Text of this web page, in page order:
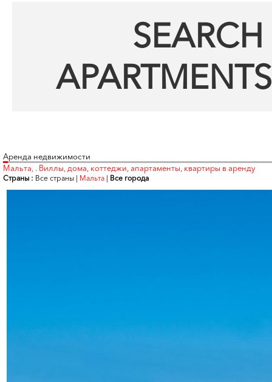
Аренда недвижимости
Мальта, . Виллы, дома, коттеджи, апартаменты, квартиры в аренду
Страны : Все страны | Мальта | Все города